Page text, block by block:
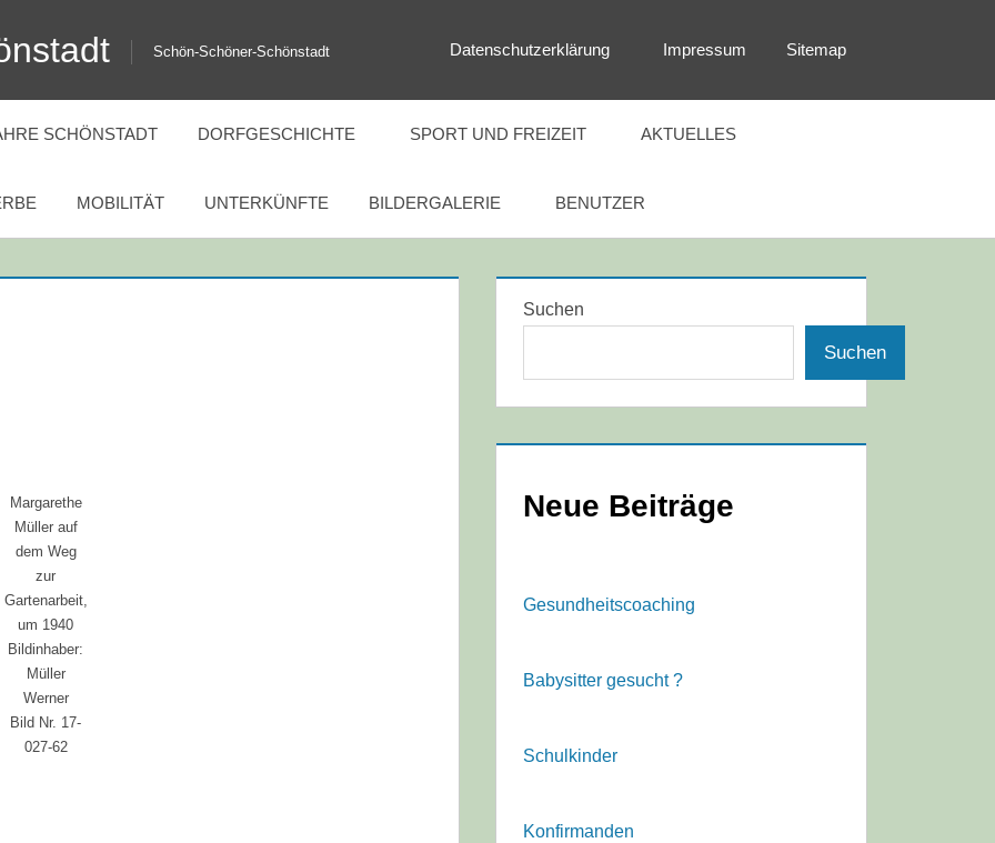
Schön-Schöner-Schönstadt Datenschutzerklärung Impressum Sitemap
SCHÖNSTADT DORFGESCHICHTE SPORT UND FREIZEIT AKTUELLES
MOBILITÄT UNTERKÜNFTE BILDERGALERIE BENUTZER
Margarethe
Müller auf
dem Weg
zur
Gartenarbeit,
um 1940
Bildinhaber:
Müller
Werner
Bild Nr. 17-
027-62
Suchen
Suchen
Neue Beiträge
Gesundheitscoaching
Babysitter gesucht ?
Schulkinder
Konfirmanden